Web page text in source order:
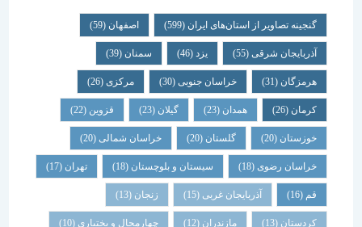
گنجینه تصاویر از استان‌های ایران(599) اصفهان (59)
آذربایجان شرقی(55) یزد سمنان (39)
هرمزگان(31) خراسان جنوبی(30) مرکزی (26)
همدان گیلان قزوین
خوزستان(20) گلستان (20) خراسان شمالی(20)
خراسان رضوی(18) سیستان و بلوچستان(18) تهران
آذربایجان غربی(15) زنجان
کردستان(13) مازندران(12) چهارمحال و بختیاری (10)